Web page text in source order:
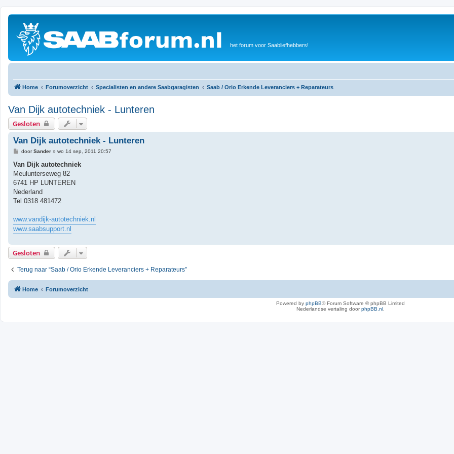
het forum voor Saabliefhebbers!
Home Forumoverzicht Specialisten en andere Saabgaragisten Saab / Orio Erkende Leveranciers + Reparateurs
Van Dijk autotechniek - Lunteren
Gesloten
Van Dijk autotechniek - Lunteren
B
r
c
h
doorSander» wo 14 sep, 2011 20:57
Van Dijk autotechniek
Meulunterseweg 82
6741 HP LUNTEREN
Nederland
Tel 0318 481472
www.vandijk-autotechniek.nl
www.saabsupport.nl
Gesloten
Terug naar “Saab / Orio Erkende Leveranciers + Reparateurs”
Home Forumoverzicht
Powered by phpBB® Forum Software © phpBB Limited
Nederlandse vertaling doorphpBB.nl